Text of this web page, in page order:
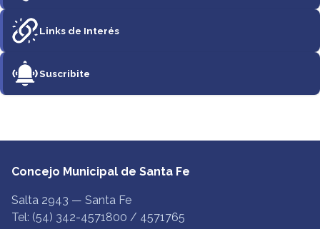
Links de Interés
Suscribite
Concejo Municipal de Santa Fe
Salta 2943 — Santa Fe
Tel: (54) 342-4571800 / 4571765